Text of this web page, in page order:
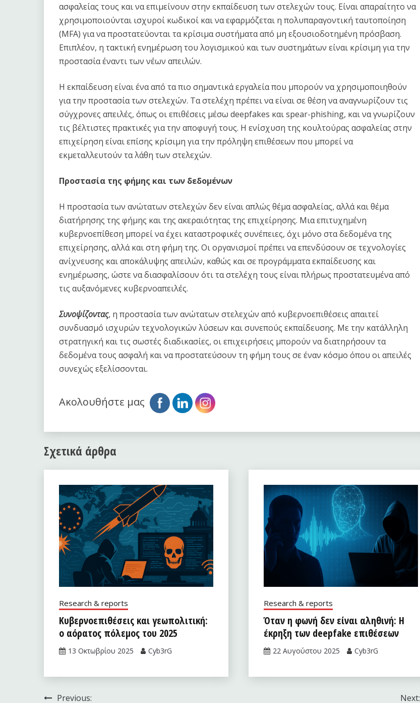
ασφαλείας τους και να επιμείνουν στην εκπαίδευση των στελεχών τους. Είναι απαραίτητο να
χρησιμοποιούνται ισχυροί κωδικοί και να εφαρμόζεται η πολυπαραγοντική ταυτοποίηση
(MFA) για να προστατεύονται τα κρίσιμα συστήματα από μη εξουσιοδοτημένη πρόσβαση.
Επιπλέον, η τακτική ενημέρωση του λογισμικού και των συστημάτων είναι κρίσιμη για την
προστασία έναντι των νέων απειλών.
Η εκπαίδευση είναι ένα από τα πιο σημαντικά εργαλεία που μπορούν να χρησιμοποιηθούν
για την προστασία των στελεχών. Τα στελέχη πρέπει να είναι σε θέση να αναγνωρίζουν τις
σύγχρονες απειλές, όπως οι επιθέσεις μέσω deepfakes και spear-phishing, και να γνωρίζουν
τις βέλτιστες πρακτικές για την αποφυγή τους. Η ενίσχυση της κουλτούρας ασφαλείας στην
επιχείρηση είναι επίσης κρίσιμη για την πρόληψη επιθέσεων που μπορεί να
εκμεταλλευτούν τα λάθη των στελεχών.
Προστασία της φήμης και των δεδομένων
Η προστασία των ανώτατων στελεχών δεν είναι απλώς θέμα ασφαλείας, αλλά και θέμα
διατήρησης της φήμης και της ακεραιότητας της επιχείρησης. Μια επιτυχημένη
κυβερνοεπίθεση μπορεί να έχει καταστροφικές συνέπειες, όχι μόνο στα δεδομένα της
επιχείρησης, αλλά και στη φήμη της. Οι οργανισμοί πρέπει να επενδύσουν σε τεχνολογίες
ανίχνευσης και αποκάλυψης απειλών, καθώς και σε προγράμματα εκπαίδευσης και
ενημέρωσης, ώστε να διασφαλίσουν ότι τα στελέχη τους είναι πλήρως προστατευμένα από
τις αυξανόμενες κυβερνοαπειλές.
Συνοψίζοντας, η προστασία των ανώτατων στελεχών από κυβερνοεπιθέσεις απαιτεί
συνδυασμό ισχυρών τεχνολογικών λύσεων και συνεπούς εκπαίδευσης. Με την κατάλληλη
στρατηγική και τις σωστές διαδικασίες, οι επιχειρήσεις μπορούν να διατηρήσουν τα
δεδομένα τους ασφαλή και να προστατεύσουν τη φήμη τους σε έναν κόσμο όπου οι απειλές
συνεχώς εξελίσσονται.
Ακολουθήστε μας
Σχετικά άρθρα
Research & reports
Κυβερνοεπιθέσεις και γεωπολιτική:
ο αόρατος πόλεμος του 2025
13 Οκτωβρίου 2025 Cyb3rG
Research & reports
Όταν η φωνή δεν είναι αληθινή: Η
έκρηξη των deepfake επιθέσεων
22 Αυγούστου 2025 Cyb3rG
Previous: Next: